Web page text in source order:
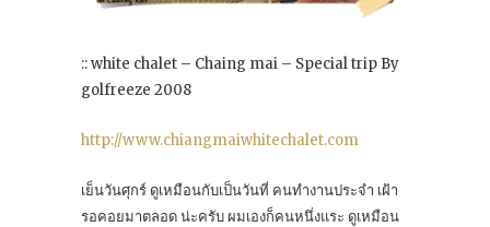
:: white chalet – Chaing mai – Special trip By
golfreeze 2008
http://www.chiangmaiwhitechalet.com
เย็นวันศุกร์ ดูเหมือนกับเป็นวันที่ คนทำงานประจำ เฝ้า
รอคอยมาตลอด น่ะครับ ผมเองก็คนหนึ่งแระ ดูเหมือน